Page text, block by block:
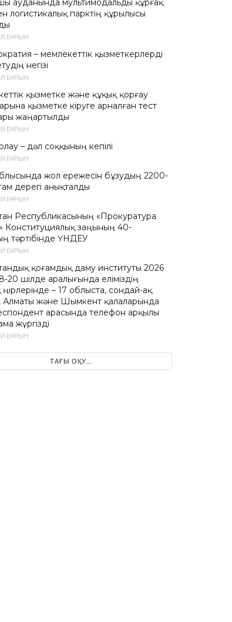
ауданында мультимодальды құрғақ
логистикалық парктің құрылысы
БҰРЫН
– мемлекеттік қызметкерлерді
негізі
БҰРЫН
қызметке және құқық қорғау
қызметке кіруге арналған тест
жаңартылды
БҰРЫН
– дәл соққының кепілі
БҰРЫН
жол ережесін бұзудың 2200-
дерегі анықталды
БҰРЫН
Республикасының «Прокуратура
Конституциялық заңының 40-
тәртібінде ҮНДЕУ
БҰРЫН
қоғамдық даму институты 2026
20 шілде аралығында еліміздің
– 17 облыста, сондай-ақ
Алматы және Шымкент қалаларында
арасында телефон арқылы
жүргізді
БҰРЫН
ТАҒЫ ОҚУ...